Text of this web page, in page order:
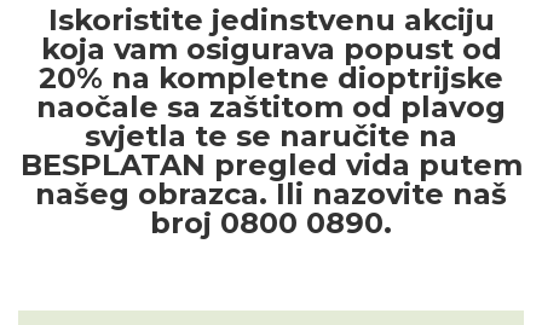
Iskoristite jedinstvenu akciju
koja vam osigurava popust od
20% na kompletne dioptrijske
naočale sa zaštitom od plavog
svjetla te se naručite na
BESPLATAN pregled vida putem
našeg obrazca. Ili nazovite naš
broj 0800 0890.